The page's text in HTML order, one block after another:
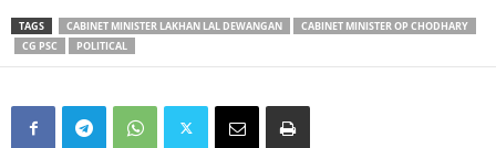
TAGS CABINET MINISTER LAKHAN LAL DEWANGAN
CABINET MINISTER OP CHODHARY
CG PSC
POLITICAL